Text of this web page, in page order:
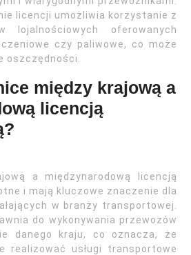
licencji umożliwia korzystanie z
lojalnościowych oferowanych
czy paliwowe, co może
oszczędności.
między krajową a
licencją
a międzynarodową licencją
i mają kluczowe znaczenie dla
w branży transportowej.
do wykonywania przewozów
danego kraju, co oznacza, że
realizować usługi transportowe